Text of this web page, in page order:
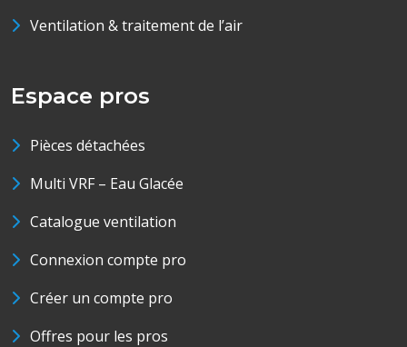
Ventilation & traitement de l’air
Espace pros
Pièces détachées
Multi VRF – Eau Glacée
Catalogue ventilation
Connexion compte pro
Créer un compte pro
Offres pour les pros